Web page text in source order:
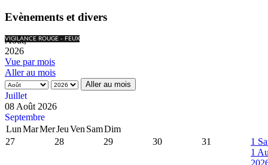
Evènements et divers
VIGILANCE ROUGE - FEUX
Août,
2026
Vue par mois
Aller au mois
Aller au mois
Juillet
08 Août 2026
Septembre
LunMarMerJeuVen SamDim
27
28 29 30 31 1
1